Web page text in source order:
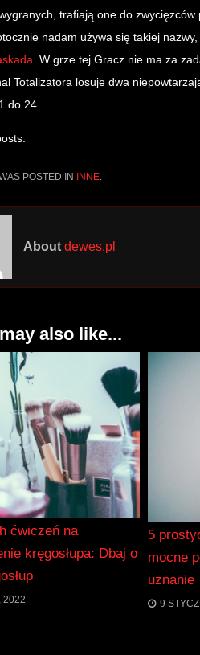
trafiają one do
nadam używa się takiej
. W grze tej Gracz nie ma za
Totalizatora losuje dwa
do 24.
POSTED IN INNE.
About dewes.pl
also like...
ćwiczeń na
kręgosłupa: Dbaj o
2022
5
mocne
uznanie
9